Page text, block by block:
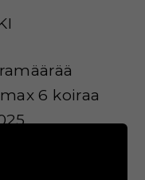
6 koiraa
79